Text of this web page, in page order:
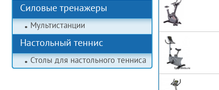
Силовые тренажеры
Мультистанции
Настольный теннис
Столы для настольного тенниса